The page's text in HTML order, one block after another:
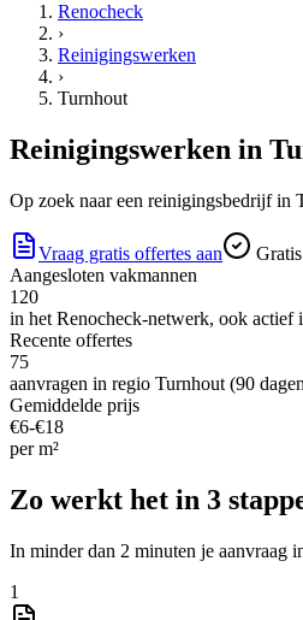
Renocheck
›
Reinigingswerken
›
Turnhout
Reinigingswerken in
Op zoek naareen reinigingsbedrijfin
Vraag gratis offertes aan
Aangesloten vakmannen
120
in het Renocheck-netwerk, ook actief
Recente offertes
75
aanvragen in regio Turnhout (90
Gemiddelde prijs
€6-€18
perm²
Zo werkt het in 3
In minder dan 2 minuten je aanvraag
1